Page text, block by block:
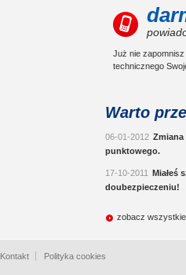
Już nie
technicznego
Warto
06-01-2012
punktowego.
17-10-2011 Miałeś
doubezpieczeniu!
zobacz wszystkie
Kontakt Polityka cookies